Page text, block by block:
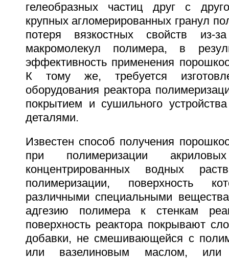
гелеобразных частиц друг с
крупных агломерированных гранул
потеря вязкостных свойств из-за
макромолекул полимера, в
эффективность применения
К тому же, требуется
оборудования реактора
покрытием и сушильного
деталями.
Известен способ получения
при полимеризации
концентрированных водных
полимеризации, поверхность
различными специальными
адгезию полимера к стенкам
поверхность реактора покрывают
добавки, не смешивающейся с
или вазелиновым маслом, или